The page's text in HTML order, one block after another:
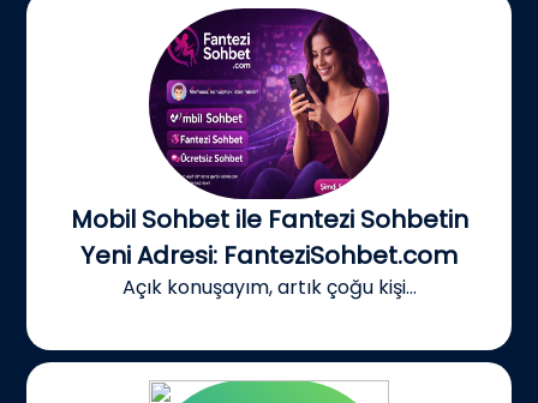
Mobil Sohbet ile Fantezi Sohbetin
Yeni Adresi: FanteziSohbet.com
Açık konuşayım, artık çoğu kişi...